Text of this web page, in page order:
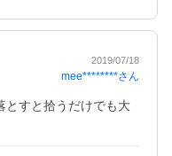
2019/07/18
mee********さん
とすと拾うだけでも大